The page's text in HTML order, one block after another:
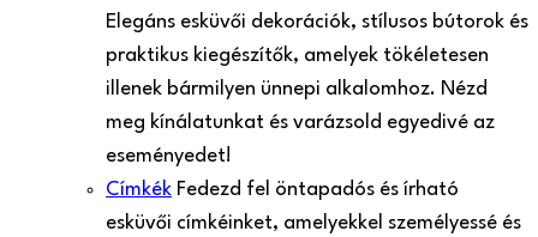
Elegáns esküvői dekorációk, stílusos bútorok és
praktikus kiegészítők, amelyek tökéletesen
illenek bármilyen ünnepi alkalomhoz. Nézd
meg kínálatunkat és varázsold egyedivé az
eseményedet!
Címkék Fedezd fel öntapadós és írható
esküvői címkéinket, amelyekkel személyessé és